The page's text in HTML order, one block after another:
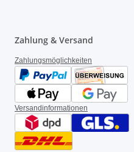
Zahlung & Versand
Zahlungsmöglichkeiten
Versandinformationen